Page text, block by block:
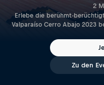
2
Erlebe die berühmt-
Valparaíso Cerro Abajo 2023
Zu den